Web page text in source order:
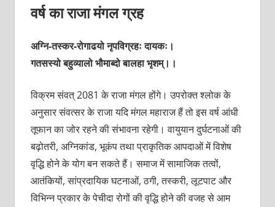
वर्ष का राजा मंगल ग्रह
अग्नि-तस्कर-रोगाढयो नृपविग्रहः दायकः।
गतसस्यो बहुव्यालो भौमाब्दो बालहा भृशम्।।
विक्रम संवत् 2081 के राजा मंगल होंगे। उपरोक्त श्लोक के
अनुसार संवत्सर के राजा यदि मंगल महाराज हैं तो इस वर्ष आंधी
तूफान का जोर रहने की संभावना रहेगी। वायुयान दुर्घटनाओं की
बढ़ोतरी, अग्निकांड, भूकंप तथा प्राकृतिक आपदाओं में विशेष
वृद्धि होने के योग बन सकते हैं। समाज में सामाजिक तत्वों,
आतंकियों, सांप्रदायिक घटनाओं, ठगी, तस्करी, लूटपाट और
विभिन्न प्रकार के पेचीदा रोगों की वृद्धि होने की वजह से आम